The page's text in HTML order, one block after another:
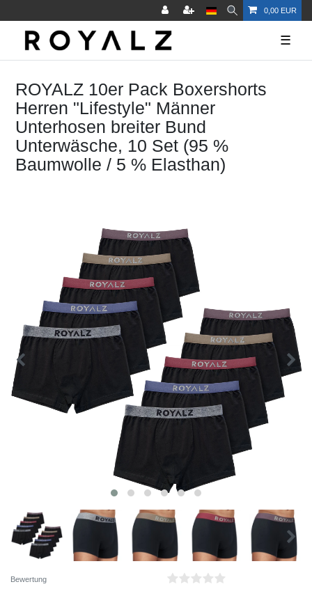
0,00 EUR
☰
ROYALZ 10er Pack Boxershorts
Herren "Lifestyle" Männer
Unterhosen breiter Bund
Unterwäsche, 10 Set (95 %
Baumwolle / 5 % Elasthan)
Bewertung